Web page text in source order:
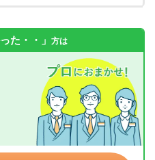
た・・」 方は